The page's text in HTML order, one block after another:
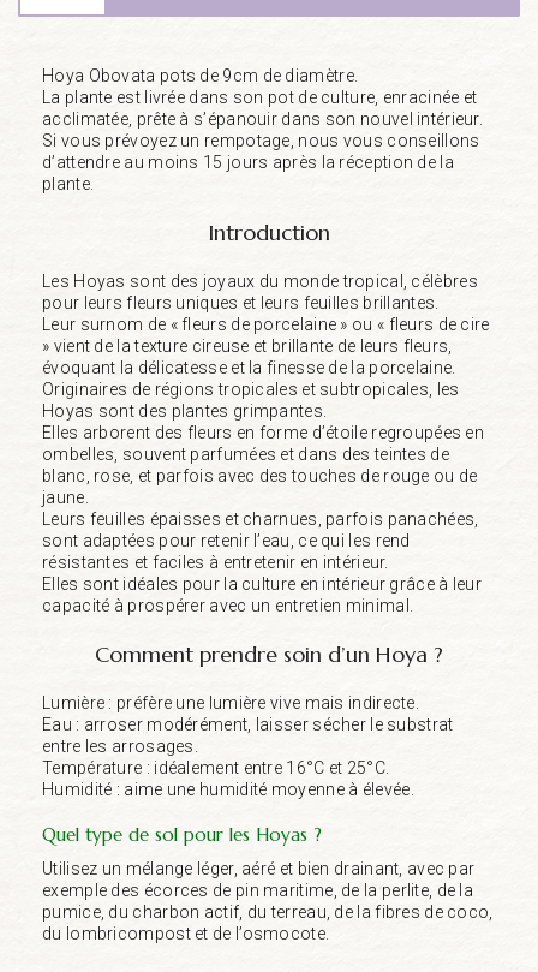
Hoya Obovata pots de 9cm de diamètre.
La plante est livrée dans son pot de culture, enracinée et
acclimatée, prête à s’épanouir dans son nouvel intérieur.
Si vous prévoyez un rempotage, nous vous conseillons
d’attendre au moins 15 jours après la réception de la
plante.
Introduction
Les Hoyas sont des joyaux du monde tropical, célèbres
pour leurs fleurs uniques et leurs feuilles brillantes.
Leur surnom de « fleurs de porcelaine » ou « fleurs de cire
» vient de la texture cireuse et brillante de leurs fleurs,
évoquant la délicatesse et la finesse de la porcelaine.
Originaires de régions tropicales et subtropicales, les
Hoyas sont des plantes grimpantes.
Elles arborent des fleurs en forme d’étoile regroupées en
ombelles, souvent parfumées et dans des teintes de
blanc, rose, et parfois avec des touches de rouge ou de
jaune.
Leurs feuilles épaisses et charnues, parfois panachées,
sont adaptées pour retenir l’eau, ce qui les rend
résistantes et faciles à entretenir en intérieur.
Elles sont idéales pour la culture en intérieur grâce à leur
capacité à prospérer avec un entretien minimal.
Comment prendre soin d’un Hoya ?
Lumière : préfère une lumière vive mais indirecte.
Eau : arroser modérément, laisser sécher le substrat
entre les arrosages.
Température : idéalement entre 16°C et 25°C.
Humidité : aime une humidité moyenne à élevée.
Quel type de sol pour les Hoyas ?
Utilisez un mélange léger, aéré et bien drainant, avec par
exemple des écorces de pin maritime, de la perlite, de la
pumice, du charbon actif, du terreau, de la fibres de coco,
du lombricompost et de l’osmocote.